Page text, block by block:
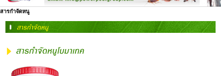
สารกำจัดหนู